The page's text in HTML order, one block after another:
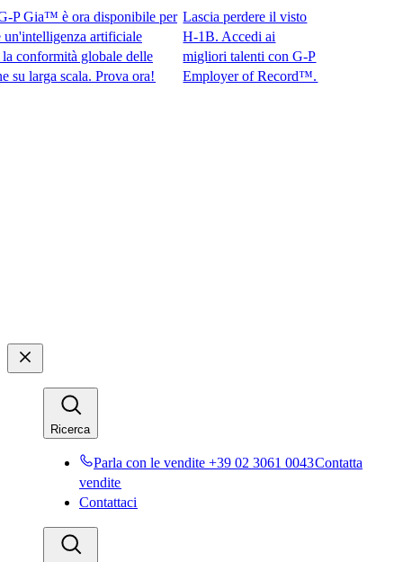
è ora disponibile per
artificiale
globale delle
scala. Prova ora!​​
Lascia perdere il visto
H-1B. Accedi ai
migliori talenti con G-P
Employer of Record™.​​
Ricerca​​
Parla con le vendite +39 02 3061 0043​​Contatta
vendite​​
Contattaci​​